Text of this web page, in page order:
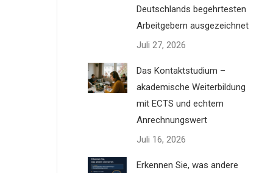
Deutschlands begehrtesten
Arbeitgebern ausgezeichnet
Juli 27, 2026
Das Kontaktstudium –
akademische Weiterbildung
mit ECTS und echtem
Anrechnungswert
Juli 16, 2026
Erkennen Sie, was andere